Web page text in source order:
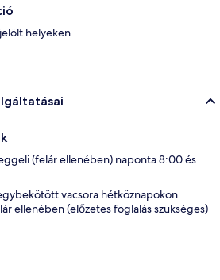
helyeken
(felár ellenében) naponta 8:00 és
vacsora hétköznapokon
ellenében (előzetes foglalás szükséges)